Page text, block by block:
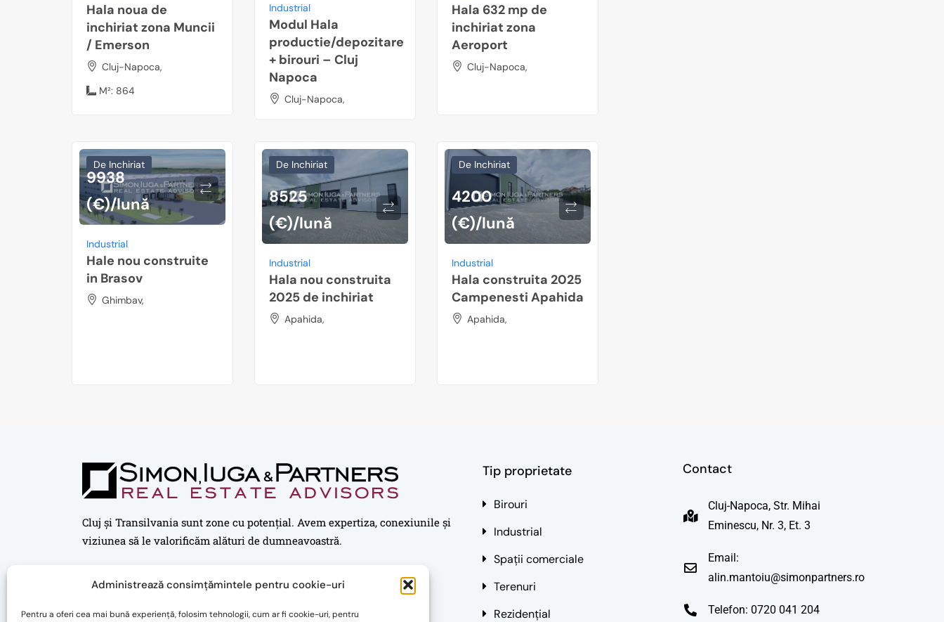
Administrează consimțămintele pentru cookie-uri
Pentru a oferi cea mai bună experiență, folosim tehnologii, cum ar fi cookie-uri, pentru
Hala noua de
inchiriat zona Muncii
/ Emerson
Cluj-Napoca,
M²: 864
Industrial
Modul Hala
productie/depozitare
+ birouri – Cluj
Napoca
Cluj-Napoca,
Hala 632 mp de
inchiriat zona
Aeroport
Cluj-Napoca,
De Inchiriat
9938
(€)/lună
Industrial
Hale nou construite
in Brasov
Ghimbav,
De Inchiriat
8525
(€)/lună
Industrial
Hala nou construita
2025 de inchiriat
Apahida,
De Inchiriat
4200
(€)/lună
Industrial
Hala construita 2025
Campenesti Apahida
Apahida,
Cluj și Transilvania sunt zone cu potențial. Avem expertiza, conexiunile și
viziunea să le valorificăm alături de dumneavoastră.
Tip proprietate
Birouri
Industrial
Spații comerciale
Terenuri
Rezidențial
Contact
Cluj-Napoca, Str. Mihai
Eminescu, Nr. 3, Et. 3
Email:
alin.mantoiu@simonpartners.ro
Telefon: 0720 041 204